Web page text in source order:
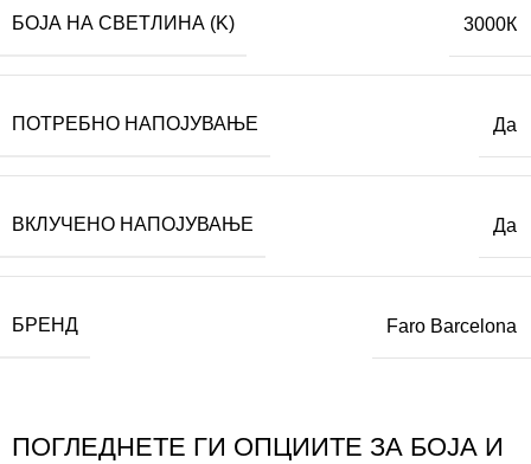
БОЈА НА СВЕТЛИНА (K) 3000К
ПОТРЕБНО НАПОЈУВАЊЕ Да
ВКЛУЧЕНО НАПОЈУВАЊЕ Да
БРЕНД Faro Barcelona
ПОГЛЕДНЕТЕ ГИ ОПЦИИТЕ ЗА БОЈА И